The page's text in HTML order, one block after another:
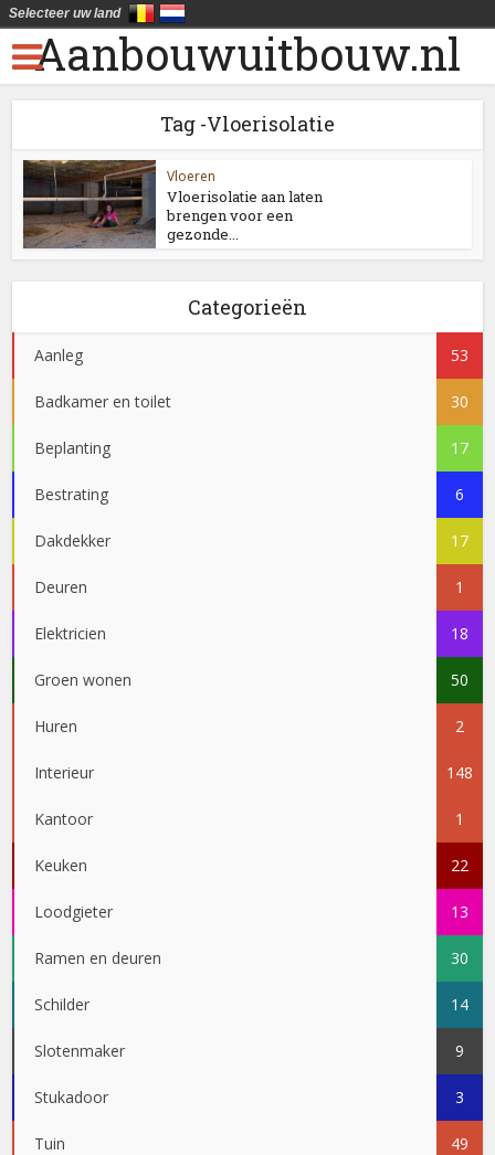
Aanbouwuitbouw.nl
Tag -Vloerisolatie
Vloeren
Vloerisolatie aan laten
brengen voor een
gezonde...
Categorieën
Aanleg 53
Badkamer en toilet 30
Beplanting 17
Bestrating 6
Dakdekker 17
Deuren 1
Elektricien 18
Groen wonen 50
Huren 2
Interieur 148
Kantoor 1
Keuken 22
Loodgieter 13
Ramen en deuren 30
Schilder 14
Slotenmaker 9
Stukadoor 3
Tuin 49
Selecteer uw land